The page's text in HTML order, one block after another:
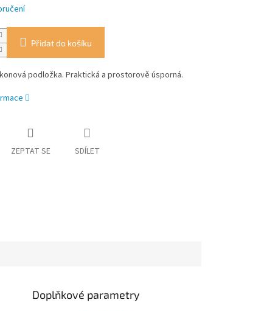
Přidat do košíku
podložka. Praktická a prostorově úsporná.
ZEPTAT SE SDÍLET
Doplňkové parametry